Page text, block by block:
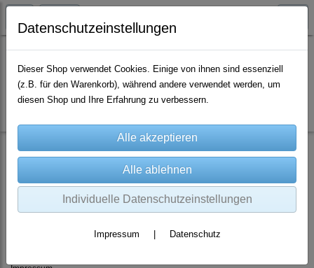
Es wurden leider keine Produkte gefunden.
Rechtliches
Datenschutzeinstellungen
Dieser Shop verwendet Cookies. Einige von ihnen sind essenziell
(z.B. für den Warenkorb), während andere verwendet werden, um
diesen Shop und Ihre Erfahrung zu verbessern.
Individuelle Datenschutzeinstellungen
Impressum Datenschutz